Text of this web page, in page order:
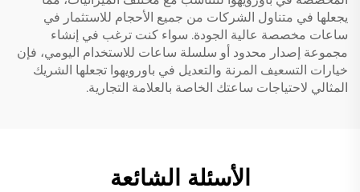
يجعلها في متناول الشركات من جميع الأحجام للاستثمار في
ساعات مخصصة عالية الجودة. سواء كنت ترغب في إنشاء
مجموعة إصدار محدود أو سلسلة ساعات للاستخدام اليومي، فإن
خيارات التسعيف المرنة والتعديل في باورويهوا تجعلها الشريك
المثالي لاحتياجات ساعتك الخاصة بالعلامة التجارية.
الأسئلة الشائعة